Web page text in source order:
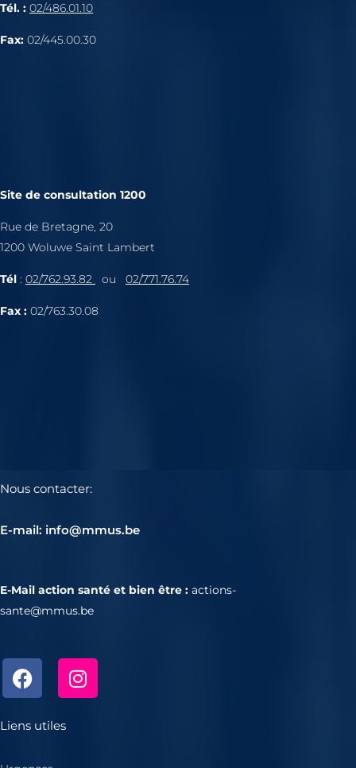
Tél. : 02/486.01.10
Fax: 02/445.00.30
Site de consultation 1200
Rue de Bretagne, 20
1200 Woluwe Saint Lambert
Tél : 02/762.93.82 ou 02/771.76.74
Fax : 02/763.30.08
Nous contacter:
E-mail: info@mmus.be
E-Mail action santé et bien être : actions-
sante@mmus.be
F
a
c
e
I
n
s
Liens utiles